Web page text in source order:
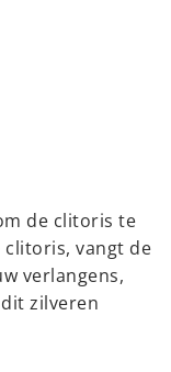
de clitoris te
vangt de
verlangens,
zilveren